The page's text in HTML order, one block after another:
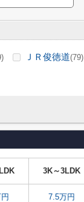
ＪＲ俊徳道(79)
3K～3LDK
7.5万円